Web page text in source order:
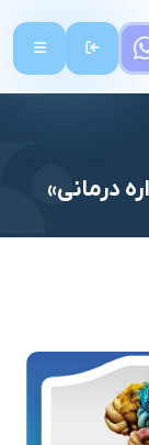
درمانی»